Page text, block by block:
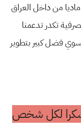
من داخل العراق
تكدر تدعمنا
دينار راح تسوي فضل كبير بتطوير
شكرا لكل شخص